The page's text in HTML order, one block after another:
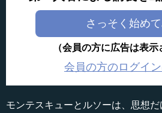
さっそく始め
（会員の方に広告は表示
会員の方のログイ
モンテスキューとルソーは、思想